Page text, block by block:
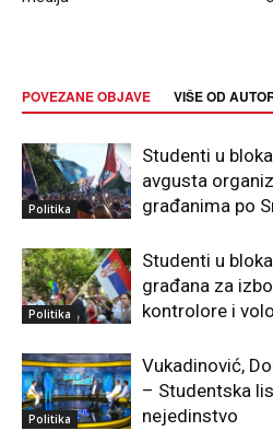
POVEZANE OBJAVE VIŠE OD
Politika
Studenti u
avgusta
građanima po
Politika
Studenti u
građana za
kontrolore i
Politika
Vukadinović,
– Studentska
nejedinstvo